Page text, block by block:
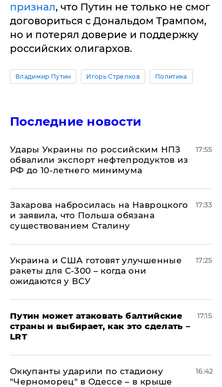
признал, что Путин не только не смог
договориться с Дональдом Трампом,
но и потерял доверие и поддержку
российских олигархов.
Владимир Путин Игорь Стрелков Политика
Последние новости
Удары Украины по российским НПЗ
обвалили экспорт нефтепродуктов из
РФ до 10-летнего минимума
17:55
​Захарова набросилась на Навроцкого
и заявила, что Польша обязана
существованием Сталину
17:33
Украина и США готовят улучшенные
ракеты для С-300 – когда они
ожидаются у ВСУ
17:25
Путин может атаковать балтийские
страны и выбирает, как это сделать –
LRT
17:15
Оккупанты ударили по стадиону
"Черноморец" в Одессе – в крыше
16:42